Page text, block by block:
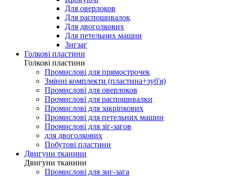
Для оверлоков
Для распошивалок
Для двоголкових
Для петельних машин
Зигзаг
Голкові пластини
Голкові пластини
Промислові для прямострочек
Змінні комплекти (пластина+зуб'я)
Промислові для оверлоков
Промислові для распошивалки
Промислові для закріпкових
Промислові для петельних машин
Промислові для зіг-загов
для двоголкових
Побутові пластини
Двигуни тканини
Двигуни тканини
Промислові для зиг-зага